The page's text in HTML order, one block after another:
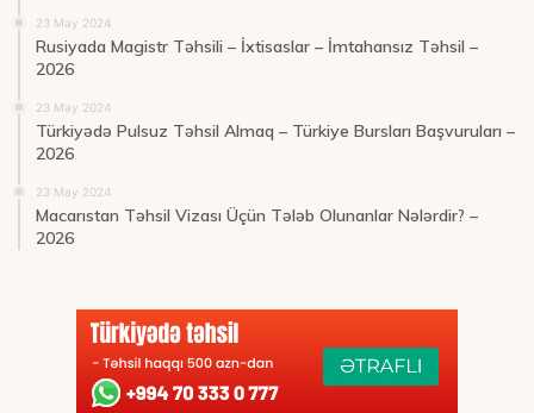
23 May 2024
Rusiyada Magistr Təhsili – İxtisaslar – İmtahansız Təhsil –
2026
23 May 2024
Türkiyədə Pulsuz Təhsil Almaq – Türkiye Bursları Başvuruları –
2026
23 May 2024
Macarıstan Təhsil Vizası Üçün Tələb Olunanlar Nələrdir? –
2026